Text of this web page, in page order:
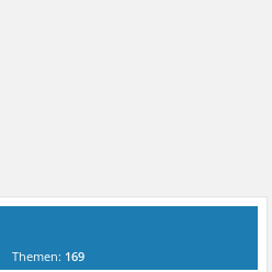
Themen: 169